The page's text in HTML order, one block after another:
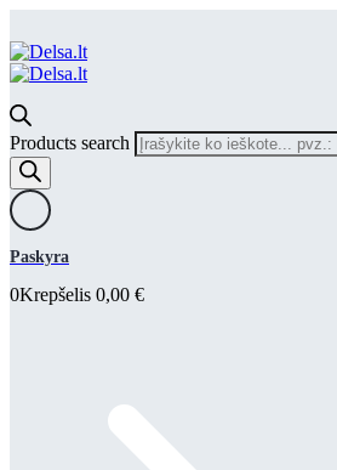
Products search
Paskyra
0Krepšelis 0,00 €